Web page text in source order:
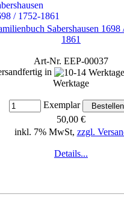
Sabershausen 1698
1861
Art-Nr. EEP-00037
in
Werktage
Exemplar
50,00 €
inkl. 7% MwSt, zzgl.
Details...